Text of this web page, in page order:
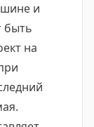
и
быть
на